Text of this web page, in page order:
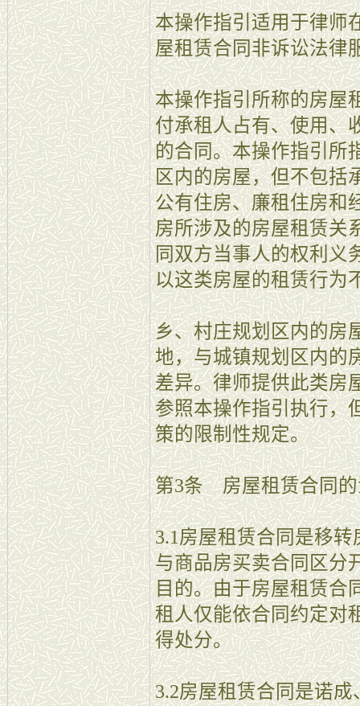
本操作指引适用于律师
屋租赁合同非诉讼法律
本操作指引所称的房屋
付承租人占有、使用、
的合同。本操作指引所
区内的房屋，但不包括
公有住房、廉租住房和
房所涉及的房屋租赁关
同双方当事人的权利义
以这类房屋的租赁行为
乡、村庄规划区内的房
地，与城镇规划区内的
差异。律师提供此类房
参照本操作指引执行，
策的限制性规定。
第3条 房屋租赁合同的
3.1房屋租赁合同是移
与商品房买卖合同区分
目的。由于房屋租赁合
租人仅能依合同约定对
得处分。
3.2房屋租赁合同是诺